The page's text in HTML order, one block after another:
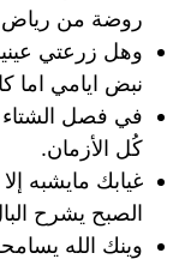
روضة من رياض
وهل زرعتي
نبض ايامي اما
في فصل
كُل الأزمان.
غيابك مايشبه
الصبح يشرح
وينك الله